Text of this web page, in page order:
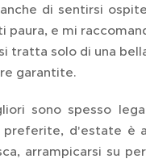
di sentirsi
e mi
tratta solo di una
garantite.
sono spesso
d'estate è
arrampicarsi su